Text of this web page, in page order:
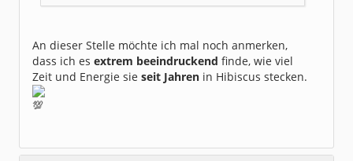
An dieser Stelle möchte ich mal noch anmerken,
dass ich es extrem beeindruckend finde, wie viel
Zeit und Energie sie seit Jahren in Hibiscus stecken.